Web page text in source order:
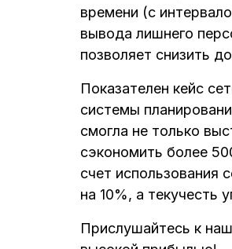
времени (с
вывода лишнего
позволяет снизить
Показателен кейс
системы
смогла не только
сэкономить более
счет использования
на 10%, а текучесть
Прислушайтесь к